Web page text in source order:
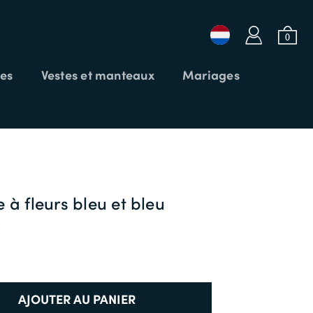
a
Login ou Email
b
0
Vestes et manteaux Mariages
AJOUTER AU PANIER
à fleurs bleu et bleu